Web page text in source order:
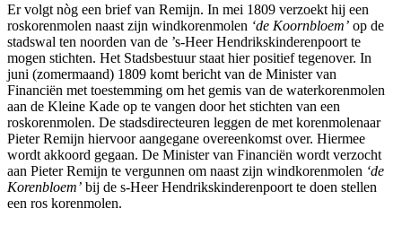
Er volgt nòg een brief van Remijn. In mei 1809 verzoekt hij een
roskorenmolen naast zijn windkorenmolen ‘de Koornbloem’ op de
stadswal ten noorden van de ’s-Heer Hendrikskinderenpoort te
mogen stichten. Het Stadsbestuur staat hier positief tegenover. In
juni (zomermaand) 1809 komt bericht van de Minister van
Financiën met toestemming om het gemis van de waterkorenmolen
aan de Kleine Kade op te vangen door het stichten van een
roskorenmolen. De stadsdirecteuren leggen de met korenmolenaar
Pieter Remijn hiervoor aangegane overeenkomst over. Hiermee
wordt akkoord gegaan. De Minister van Financiën wordt verzocht
aan Pieter Remijn te vergunnen om naast zijn windkorenmolen ‘de
Korenbloem’ bij de s-Heer Hendrikskinderenpoort te doen stellen
een ros korenmolen.